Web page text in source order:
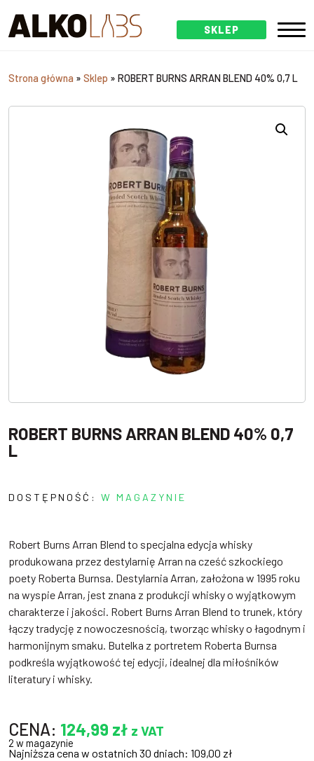
SKLEP
Strona główna » Sklep » ROBERT BURNS ARRAN BLEND 40% 0,7 L
ROBERT BURNS ARRAN BLEND 40% 0,7
L
DOSTĘPNOŚĆ: W MAGAZYNIE
Robert Burns Arran Blend to specjalna edycja whisky
produkowana przez destylarnię Arran na cześć szkockiego
poety Roberta Burnsa. Destylarnia Arran, założona w 1995 roku
na wyspie Arran, jest znana z produkcji whisky o wyjątkowym
charakterze i jakości. Robert Burns Arran Blend to trunek, który
łączy tradycję z nowoczesnością, tworząc whisky o łagodnym i
harmonijnym smaku. Butelka z portretem Roberta Burnsa
podkreśla wyjątkowość tej edycji, idealnej dla miłośników
literatury i whisky.
CENA: 124,99 zł z VAT
2 w magazynie
Najniższa cena w ostatnich 30 dniach: 109,00 zł